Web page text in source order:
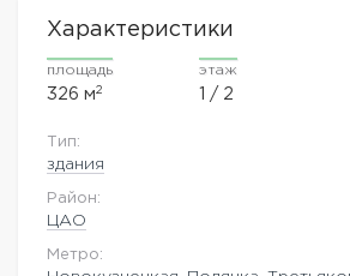
Характеристики
площадь
326 м2
этаж
1 / 2
Тип:
здания
Район:
ЦАО
Метро: